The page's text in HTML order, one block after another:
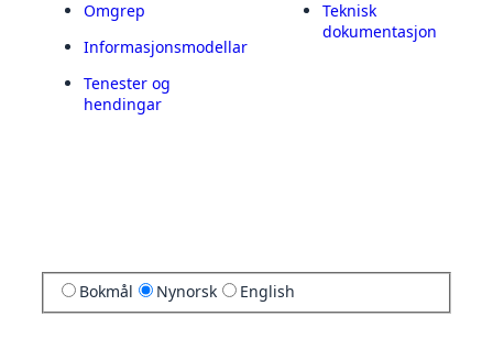
Omgrep
Informasjonsmodellar
Tenester og
hendingar
Teknisk
dokumentasjon
Bokmål Nynorsk English